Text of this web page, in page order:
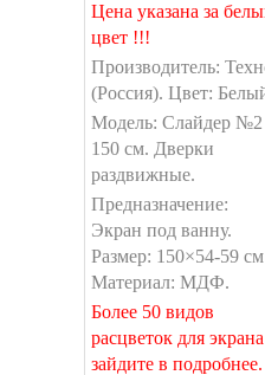
Цена указана за
цвет !!!
Производитель:
(Россия). Цвет:
Модель: Слайдер №2
150 см. Дверки
раздвижные.
Предназначение:
Экран под ванну.
Размер: 150×54-59
Материал: МДФ.
Более 50 видов
расцветок для экрана
зайдите в подробнее.